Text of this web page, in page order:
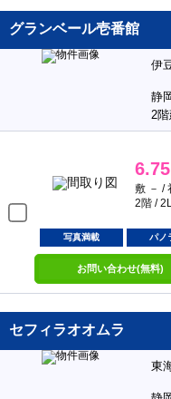
グランベール壱番館
伊
静
2
6.75
敷 － /
2階 /
写真満載 パノ
お問い合わせ(無料)
セフィラオオムラ
東